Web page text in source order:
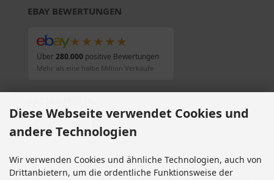
EBAY BEWERTUNGEN
★★★★★
Über280.000positive Bewertungen
Mehr als eine halbe Million Verkäufe
Alle Preise inkl. gesetzl. MwSt. zzgl. Versandkosten . Die durchgestrichenen Preise
Diese Webseite verwendet Cookies und
andere Technologien
Wir verwenden Cookies und ähnliche Technologien, auch von
Drittanbietern, um die ordentliche Funktionsweise der